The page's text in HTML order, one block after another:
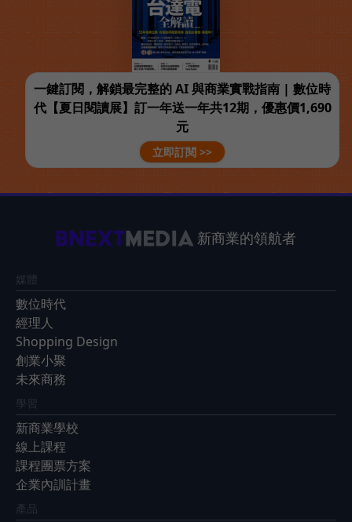
一鍵訂閱，解鎖最完整的 AI 與商業實戰指南 | 數位時
代【夏日閱讀展】訂一年送一年共12期，優惠價1,690
元
立即訂閱 >>
新商業的領航者
媒體
數位時代
經理人
Shopping Design
創業小聚
未來商務
學習
新商業學校
線上課程
課程團票方案
企業內訓計畫
產品